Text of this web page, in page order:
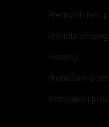
Přednosti
Pravidla
Hosting
Prohlášení o
Komplexní